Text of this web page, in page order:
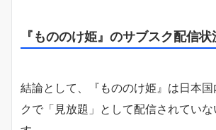
『もののけ姫』のサブスク配信
結論として、『もののけ姫』は日本
クで「見放題」として配信されてい